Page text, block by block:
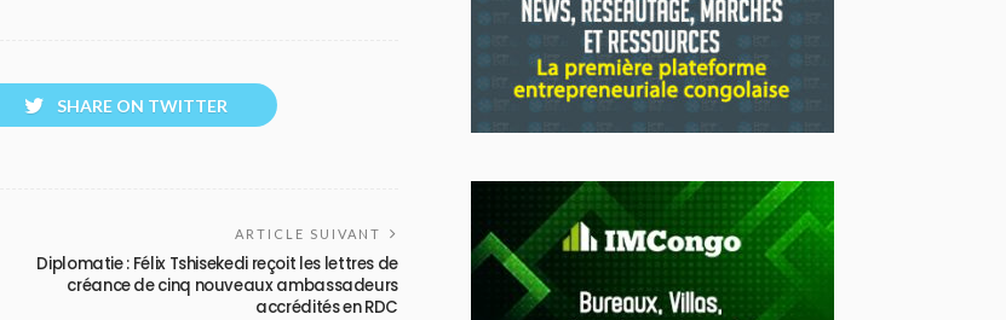
SHARE ON TWITTER
ARTICLE SUIVANT
Diplomatie : Félix Tshisekedi reçoit les lettres de
créance de cinq nouveaux ambassadeurs
accrédités en RDC